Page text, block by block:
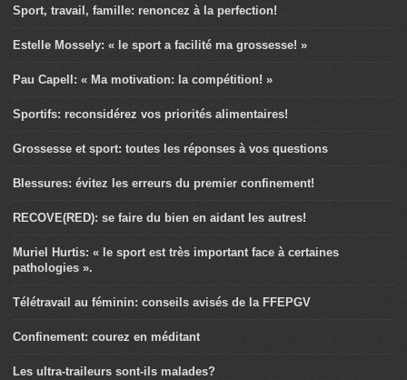
Sport, travail, famille: renoncez à la perfection!
Estelle Mossely: « le sport a facilité ma grossesse! »
Pau Capell: « Ma motivation: la compétition! »
Sportifs: reconsidérez vos priorités alimentaires!
Grossesse et sport: toutes les réponses à vos questions
Blessures: évitez les erreurs du premier confinement!
RECOVE(RED): se faire du bien en aidant les autres!
Muriel Hurtis: « le sport est très important face à certaines
pathologies ».
Télétravail au féminin: conseils avisés de la FFEPGV
Confinement: courez en méditant
Les ultra-traileurs sont-ils malades?